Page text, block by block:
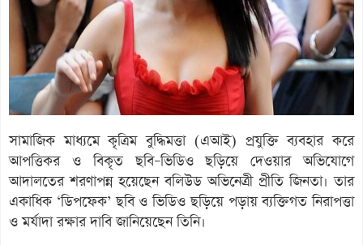
সামাজিক মাধ্যমে কৃত্রিম বুদ্ধিমত্তা (এআই) প্রযুক্তি ব্যবহার করে
আপত্তিকর ও বিকৃত ছবি–ভিডিও ছড়িয়ে দেওয়ার অভিযোগে
আদালতের শরণাপন্ন হয়েছেন বলিউড অভিনেত্রী প্রীতি জিনতা। তার
একাধিক ‘ডিপফেক’ ছবি ও ভিডিও ছড়িয়ে পড়ায় ব্যক্তিগত নিরাপত্তা
ও মর্যাদা রক্ষার দাবি জানিয়েছেন তিনি।